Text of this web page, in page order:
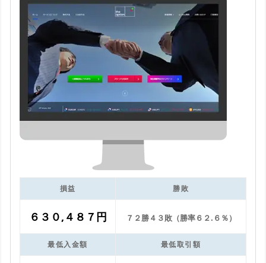
損益 勝敗
６３０,４８７円 ７２勝４３敗（勝率６２.６％）
最低入金額 最低取引額